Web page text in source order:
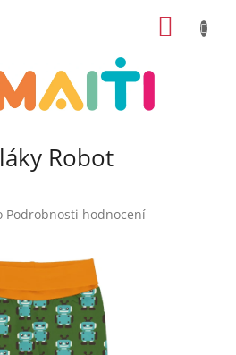
Robot
Podrobnosti hodnocení